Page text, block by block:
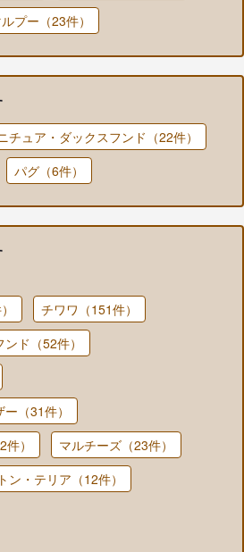
プー（23件）
チュア・ダックスフンド（22件）
パグ（6件）
チワワ（151件）
ド（52件）
（31件）
）
マルチーズ（23件）
ン・テリア（12件）